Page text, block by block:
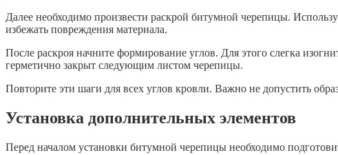
Далее необходимо произвести раскрой битумной черепицы.
избежать повреждения материала.
После раскроя начните формирование углов. Для этого слегка
герметично закрыт следующим листом черепицы.
Повторите эти шаги для всех углов кровли. Важно не допустить
Установка дополнительных элементов
Перед началом установки битумной черепицы необходимо